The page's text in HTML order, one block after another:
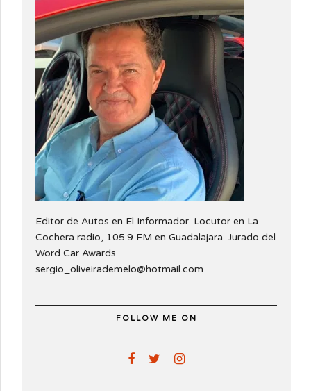
Editor de Autos en El Informador. Locutor en La
Cochera radio, 105.9 FM en Guadalajara. Jurado del
Word Car Awards
sergio_oliveirademelo@hotmail.com
FOLLOW ME ON